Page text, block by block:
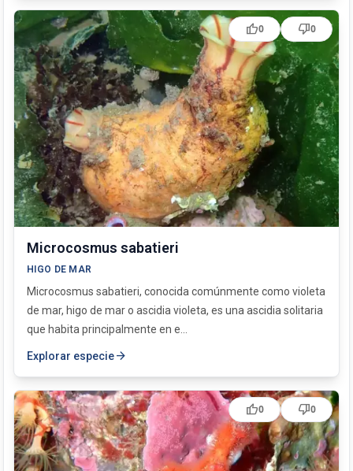
Microcosmus sabatieri
HIGO DE MAR
Microcosmus sabatieri, conocida comúnmente como violeta
de mar, higo de mar o ascidia violeta, es una ascidia solitaria
que habita principalmente en e...
Explorar especiearrow_forward
thumb_up0 thumb_down0
thumb_up0 thumb_down0